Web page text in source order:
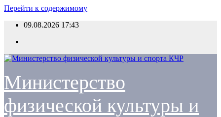
Перейти к содержимому
09.08.2026 17:43
Министерство
физической культуры и